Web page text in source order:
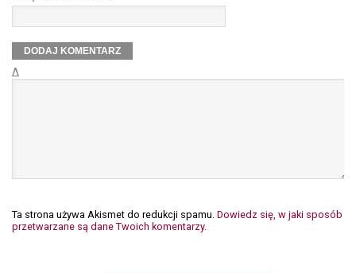
Δ
Ta strona używa Akismet do redukcji spamu. Dowiedz się, w jaki sposób
przetwarzane są dane Twoich komentarzy.